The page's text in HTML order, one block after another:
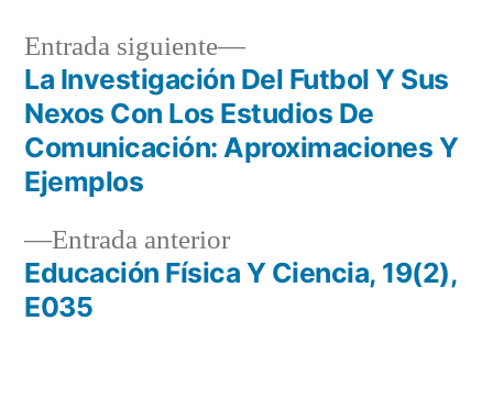
Navegación
de
entradas
Entrada anteriorEntrada
anterior:
Educación Física Y Ciencia, 19(2),
E035
Entrada siguiente
Entrada
siguiente:
La Investigación Del Futbol Y Sus
Nexos Con Los Estudios De
Comunicación: Aproximaciones Y
Ejemplos